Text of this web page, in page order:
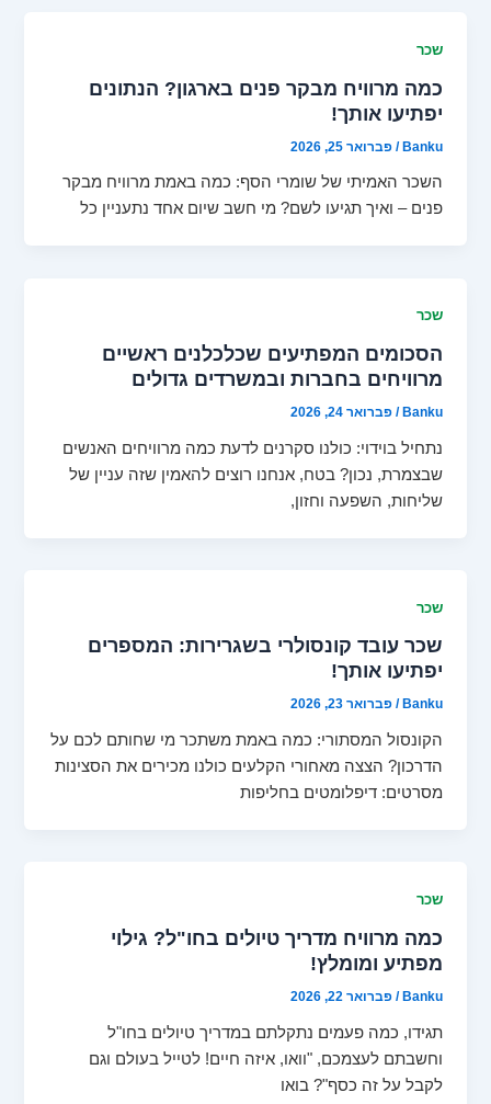
שכר
כמה מרוויח מבקר פנים בארגון? הנתונים
יפתיעו אותך!
Banku
/פברואר 25, 2026
השכר האמיתי של שומרי הסף: כמה באמת מרוויח מבקר
פנים – ואיך תגיעו לשם? מי חשב שיום אחד נתעניין כל
שכר
הסכומים המפתיעים שכלכלנים ראשיים
מרוויחים בחברות ובמשרדים גדולים
Banku
/פברואר 24, 2026
נתחיל בוידוי: כולנו סקרנים לדעת כמה מרוויחים האנשים
שבצמרת, נכון? בטח, אנחנו רוצים להאמין שזה עניין של
שליחות, השפעה וחזון,
שכר
שכר עובד קונסולרי בשגרירות: המספרים
יפתיעו אותך!
Banku
/פברואר 23, 2026
הקונסול המסתורי: כמה באמת משתכר מי שחותם לכם על
הדרכון? הצצה מאחורי הקלעים כולנו מכירים את הסצינות
מסרטים: דיפלומטים בחליפות
שכר
כמה מרוויח מדריך טיולים בחו"ל? גילוי
מפתיע ומומלץ!
Banku
/פברואר 22, 2026
תגידו, כמה פעמים נתקלתם במדריך טיולים בחו"ל
וחשבתם לעצמכם, "וואו, איזה חיים! לטייל בעולם וגם
לקבל על זה כסף"? בואו